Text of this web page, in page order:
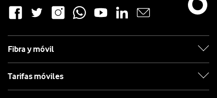
Fibra y móvil
Tarifas móviles